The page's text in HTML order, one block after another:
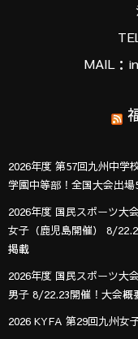
MAIL：
2026年度 第57回九州中学
学園中等部！全国大会出場
2026年度 国民スポーツ大
女子（鹿児島開催） 8/
掲載
2026年度 国民スポーツ大
男子 8/22.23開催！大会概
2026 KYFA 第29回九州女